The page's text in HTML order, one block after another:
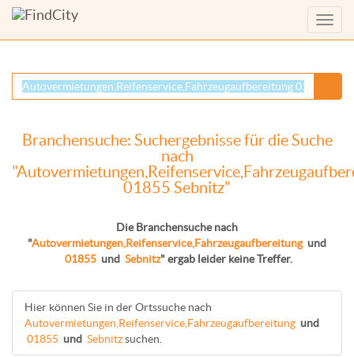
Menü
Branchensuche: Suchergebnisse für die Suche
nach
01855 Sebnitz"
Die Branchensuche nach
"Autovermietungen,Reifenservice,Fahrzeugaufbereitung und
01855 und Sebnitz" ergab leider keine Treffer.
Hier können Sie in der Ortssuche nach
Autovermietungen,Reifenservice,Fahrzeugaufbereitung und
01855 und Sebnitzsuchen.